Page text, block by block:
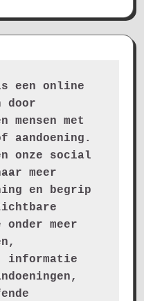
een online
door
mensen met
aandoening.
onze social
meer
en begrip
onder meer
informatie